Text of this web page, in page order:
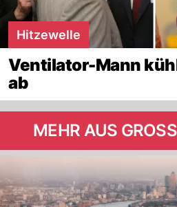
Hitzewelle
Ventilator-Mann
ab
MEHR AUS